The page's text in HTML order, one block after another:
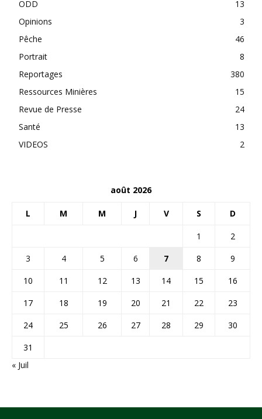
ODD
13
Opinions
3
Pêche
46
Portrait
8
Reportages
380
Ressources Minières
15
Revue de Presse
24
Santé
13
VIDEOS
2
août 2026
L M M J V S D
1
2
3
4 5 6 7 8
9
10
11 12 13 14 15
16
17
18 19 20 21 22
23
24
25 26 27 28 29
30
31
« Juil